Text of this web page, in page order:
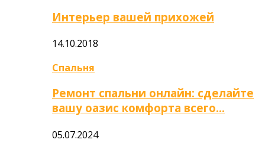
Интерьер вашей прихожей
14.10.2018
Спальня
Ремонт спальни онлайн: сделайте
вашу оазис комфорта всего…
05.07.2024